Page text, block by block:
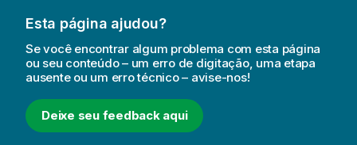
Esta página ajudou?
Se você encontrar algum problema com esta página
ou seu conteúdo – um erro de digitação, uma etapa
ausente ou um erro técnico – avise-nos!
Deixe seu feedback aqui